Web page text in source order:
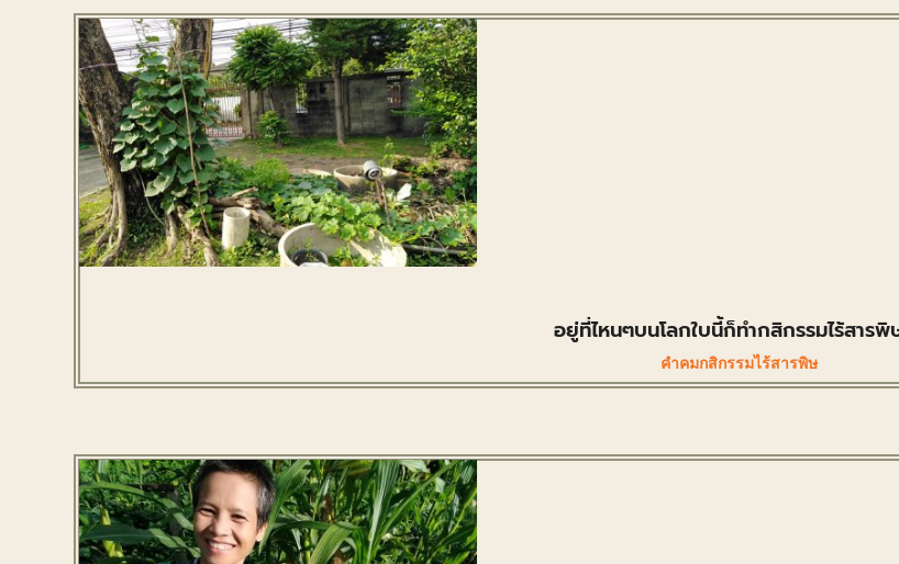
อยู่ที่ไหนๆบนโลกใบนี้ก็ทำกสิกรรมไร้สารพิ
คำคมกสิกรรมไร้สารพิษ